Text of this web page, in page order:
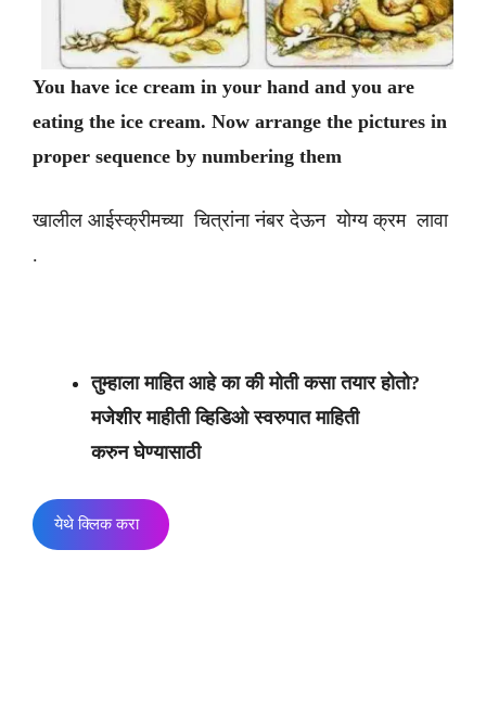
You have ice cream in your hand and you are
eating the ice cream. Now arrange the pictures in
proper sequence by numbering them
खालील आईस्क्रीमच्या चित्रांना नंबर देऊन योग्य क्रम लावा
.
तुम्हाला माहित आहे का की मोती कसा तयार होतो?
मजेशीर माहीती व्हिडिओ स्वरुपात माहिती
करुन घेण्यासाठी
येथे क्लिक करा